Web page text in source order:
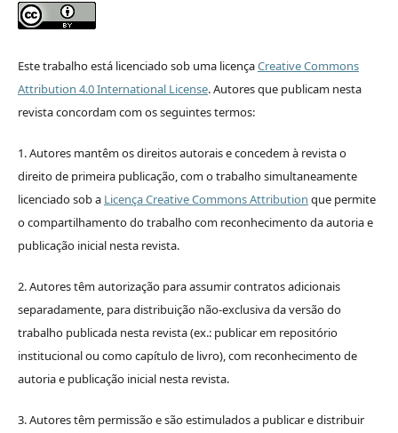
Este trabalho está licenciado sob uma licençaCreative Commons
Attribution 4.0 International License.Autores que publicam nesta
revista concordam com os seguintes termos:
1. Autores mantêm os direitos autorais e concedem à revista o
direito de primeira publicação, com o trabalho simultaneamente
licenciado sob a Licença Creative Commons Attribution que permite
o compartilhamento do trabalho com reconhecimento da autoria e
publicação inicial nesta revista.
2. Autores têm autorização para assumir contratos adicionais
separadamente, para distribuição não-exclusiva da versão do
trabalho publicada nesta revista (ex.: publicar em repositório
institucional ou como capítulo de livro), com reconhecimento de
autoria e publicação inicial nesta revista.
3. Autores têm permissão e são estimulados a publicar e distribuir